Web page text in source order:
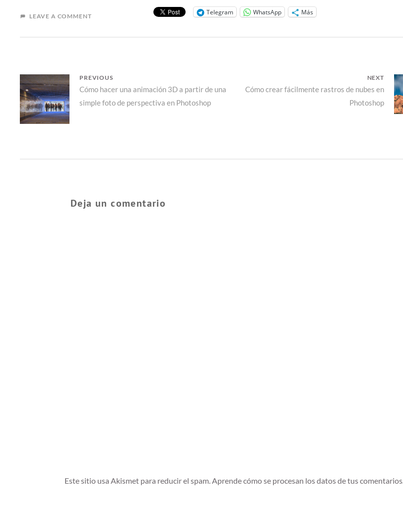
LEAVE A COMMENT Telegram WhatsApp Más
NAVEGACIÓN
DE
ENTRADAS
PREVIOUS
Previous
post:
Cómo hacer una animación 3D a partir de una
simple foto de perspectiva en Photoshop
NEXT
Next
Cómo crear fácilmente rastros de nubes en
Photoshop
Deja un comentario
Este sitio usa Akismet para reducir el spam. Aprende cómo se procesan los datos de tus comentarios.